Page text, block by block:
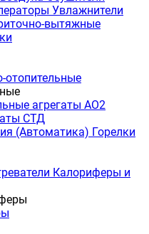
Увлажнители
вытяжные
отопительные
агрегаты АО2
СТД
(Автоматика) Горелки
Калориферы и